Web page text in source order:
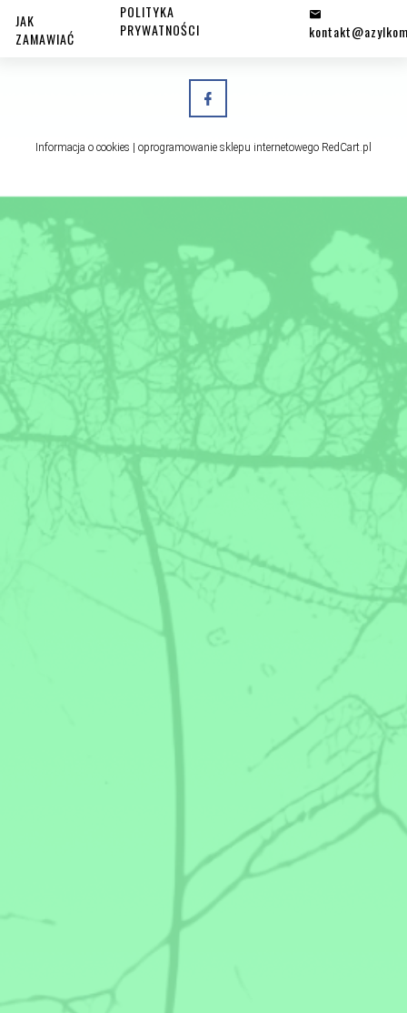
JAK
ZAMAWIAĆ
POLITYKA
PRYWATNOŚCI
Informacja o cookies | oprogramowanie sklepu internetowego RedCart.pl